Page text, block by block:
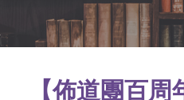
【佈道團百